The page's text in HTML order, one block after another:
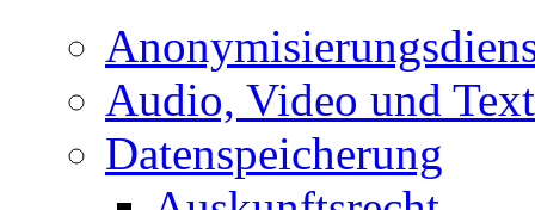
Audio, Video und Text
Datenspeicherung